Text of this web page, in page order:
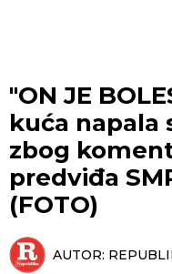
"ON JE
kuća napala
zbog
predviđa
(FOTO)
AUTOR: